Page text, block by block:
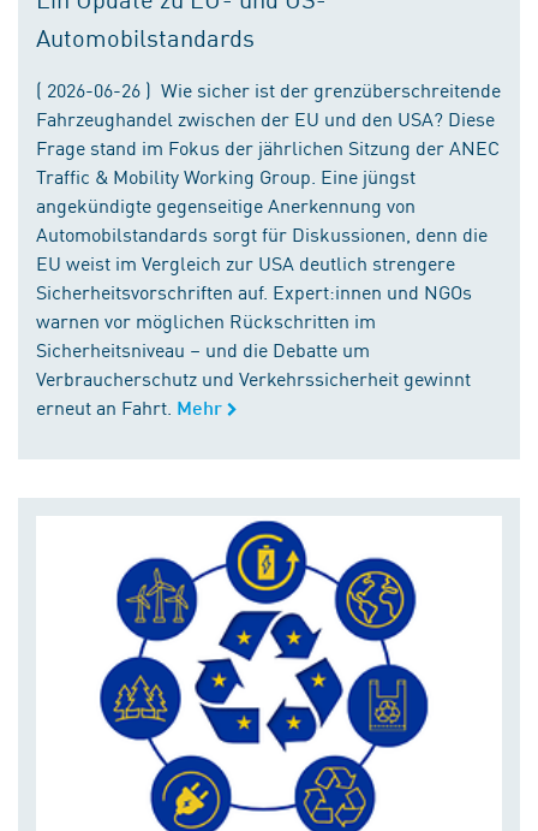
Automobilstandards
( 2026-06-26 ) Wie sicher ist der grenzüberschreitende
Fahrzeughandel zwischen der EU und den USA? Diese
Frage stand im Fokus der jährlichen Sitzung der ANEC
Traffic & Mobility Working Group. Eine jüngst
angekündigte gegenseitige Anerkennung von
Automobilstandards sorgt für Diskussionen, denn die
EU weist im Vergleich zur USA deutlich strengere
Sicherheitsvorschriften auf. Expert:innen und NGOs
warnen vor möglichen Rückschritten im
Sicherheitsniveau – und die Debatte um
Verbraucherschutz und Verkehrssicherheit gewinnt
erneut an Fahrt. Mehr